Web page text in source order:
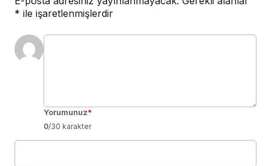
* ile işaretlenmişlerdir
Yorumunuz*
0/30 karakter